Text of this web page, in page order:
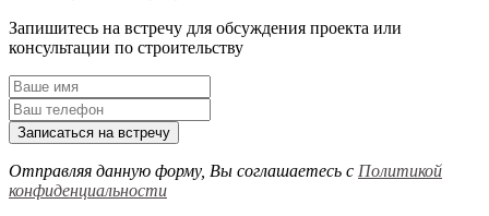
Запишитесь на встречу для обсуждения проекта или
консультации по строительству
Записаться на встречу
Отправляя данную форму, Вы соглашаетесь с Политикой
конфиденциальности